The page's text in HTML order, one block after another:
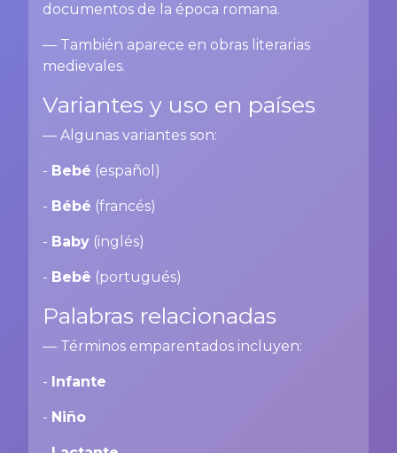
documentos de la época romana.
— También aparece en obras literarias
medievales.
Variantes y uso en países
— Algunas variantes son:
- Bebé (español)
- Bébé (francés)
- Baby (inglés)
- Bebê (portugués)
Palabras relacionadas
— Términos emparentados incluyen:
- Infante
- Niño